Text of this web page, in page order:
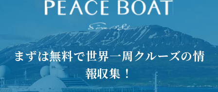
まずは無料で世界一周クルーズの情
報収集！